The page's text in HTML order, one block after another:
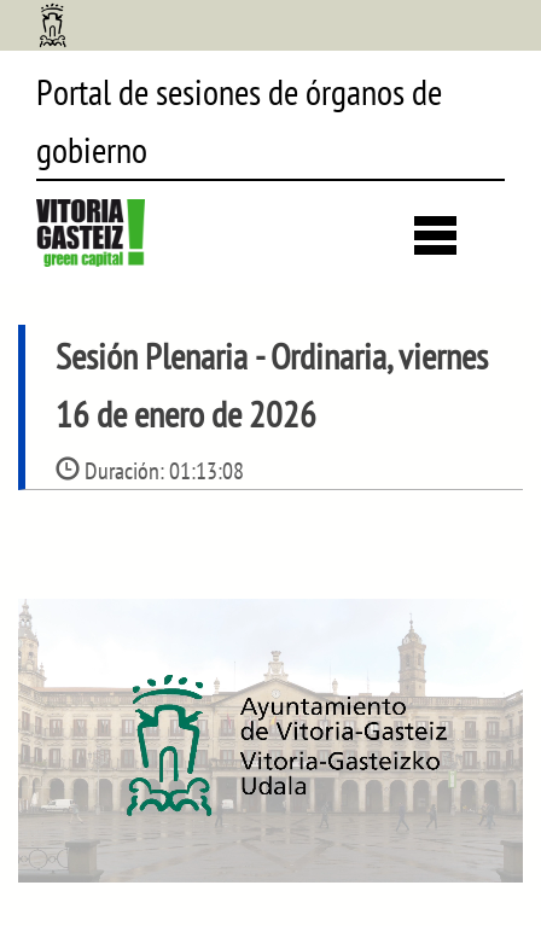
Portal de sesiones de órganos de
gobierno
Sesión Plenaria- Ordinaria, viernes
16 de enero de 2026
Duración:01:13:08